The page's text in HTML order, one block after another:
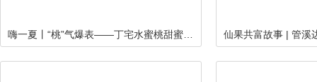
仙果共富故事 | 管溪